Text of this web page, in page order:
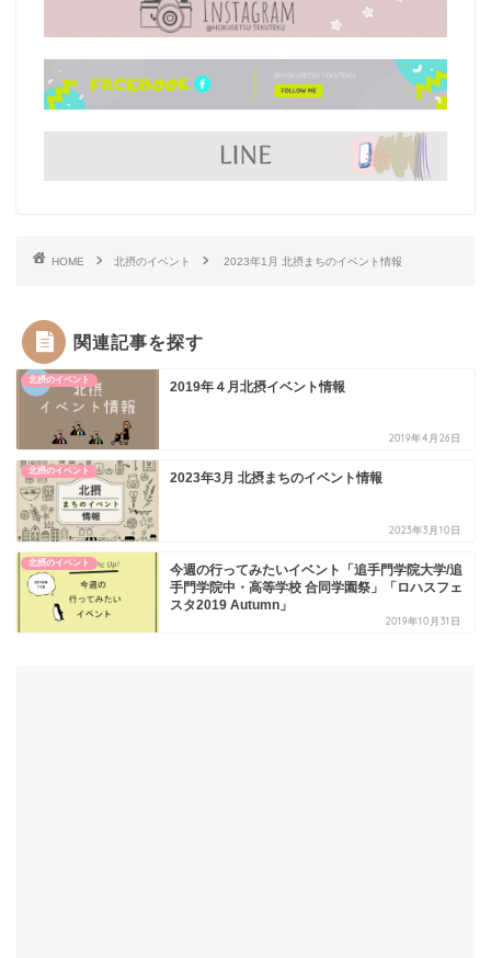
HOME 北摂のイベント 2023年1月 北摂まちのイベント情報
関連記事を探す
北摂のイベント 2019年４月北摂イベント情報
2019年4月26日
北摂のイベント 2023年3月 北摂まちのイベント情報
2023年3月10日
北摂のイベント
今週の行ってみたいイベント「追手門学院大学/追
手門学院中・高等学校 合同学園祭」「ロハスフェ
スタ2019 Autumn」
2019年10月31日